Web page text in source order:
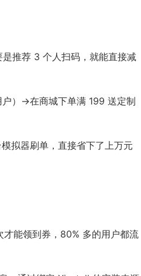
推荐 3 个人扫码，就能直接减
户）→在商城下单满 199 送定制
拟器刷单，直接省下了上万元
才能领到券，80% 多的用户都流